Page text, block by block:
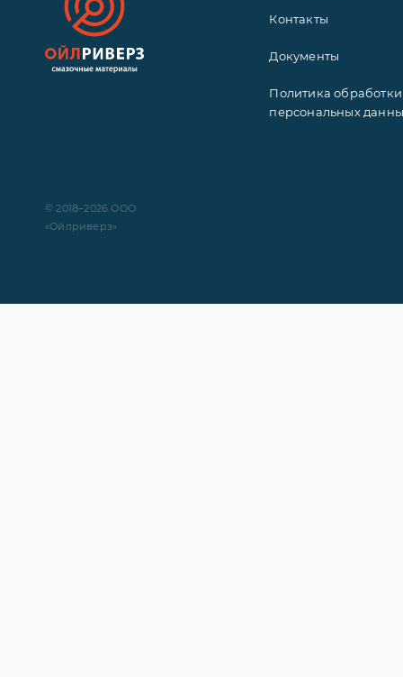
© 2018–2026 ООО
«Ойлриверз»
Контакты
Документы
Политика обработки
персональных